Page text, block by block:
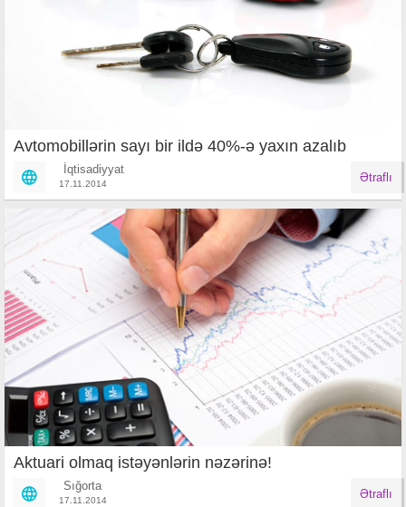
Avtomobillərin sayı bir ildə 40%-ə yaxın azalıb
İqtisadiyyat
17.11.2014 Ətraflı
Aktuari olmaq istəyənlərin nəzərinə!
Sığorta
17.11.2014 Ətraflı